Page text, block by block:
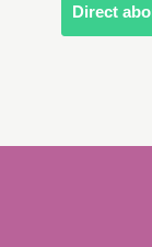
Direct